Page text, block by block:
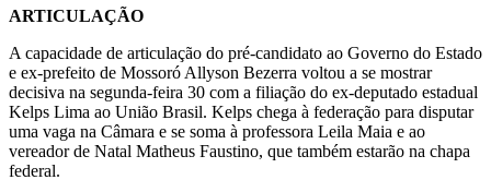
ARTICULAÇÃO
A capacidade de articulação do pré-candidato ao Governo do Estado
e ex-prefeito de Mossoró Allyson Bezerra voltou a se mostrar
decisiva na segunda-feira 30 com a filiação do ex-deputado estadual
Kelps Lima ao União Brasil. Kelps chega à federação para disputar
uma vaga na Câmara e se soma à professora Leila Maia e ao
vereador de Natal Matheus Faustino, que também estarão na chapa
federal.